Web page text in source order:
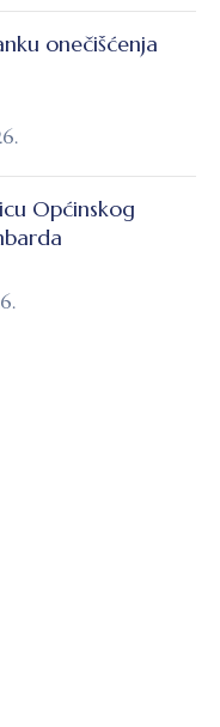
onečišćenja
Općinskog